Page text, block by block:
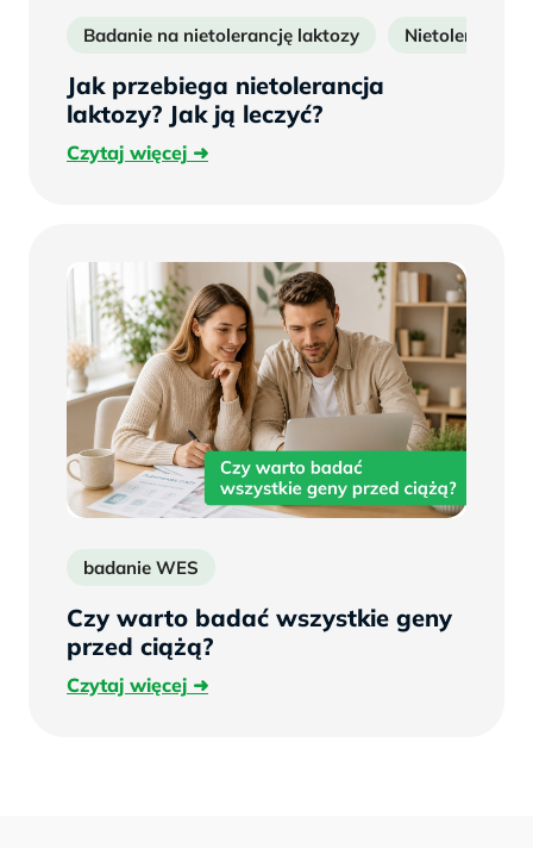
Badanie na nietolerancję laktozy Nietolerancja
Jak przebiega nietolerancja
laktozy? Jak ją leczyć?
Czytaj więcejCzytaj
badanie WES
Czy warto badać wszystkie geny
przed ciążą?
Czytaj więcejCzytaj